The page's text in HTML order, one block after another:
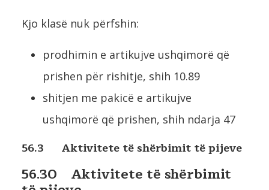
Kjo klasë nuk përfshin:
prodhimin e artikujve ushqimorë që
prishen për rishitje, shih 10.89
shitjen me pakicë e artikujve
ushqimorë që prishen, shih ndarja 47
56.3 Aktivitete të shërbimit të pijeve
56.30 Aktivitete të shërbimit